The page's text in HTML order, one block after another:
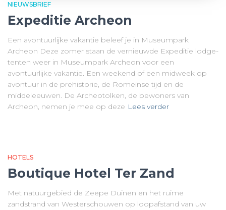
NIEUWSBRIEF
Expeditie Archeon
Een avontuurlijke vakantie beleef je in Museumpark
Archeon Deze zomer staan de vernieuwde Expeditie lodge-
tenten weer in Museumpark Archeon voor een
avontuurlijke vakantie. Een weekend of een midweek op
avontuur in de prehistorie, de Romeinse tijd en de
middeleeuwen. De Archeotolken, de bewoners van
Archeon, nemen je mee op deze Lees verder
HOTELS
Boutique Hotel Ter Zand
Met natuurgebied de Zeepe Duinen en het ruime
zandstrand van Westerschouwen op loopafstand van uw